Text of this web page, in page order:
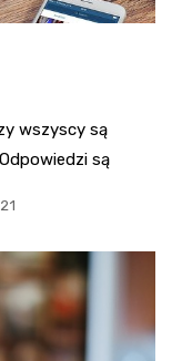
wszyscy są
są